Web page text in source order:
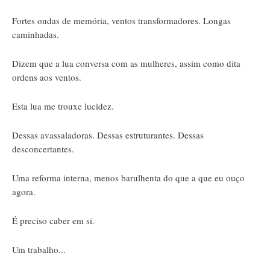
Fortes ondas de memória, ventos transformadores. Longas
caminhadas.
Dizem que a lua conversa com as mulheres, assim como dita
ordens aos ventos.
Esta lua me trouxe lucidez.
Dessas avassaladoras. Dessas estruturantes. Dessas
desconcertantes.
Uma reforma interna, menos barulhenta do que a que eu ouço
agora.
É preciso caber em si.
Um trabalho...